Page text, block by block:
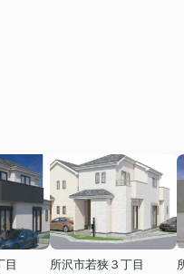
目
所沢市若狭３丁目